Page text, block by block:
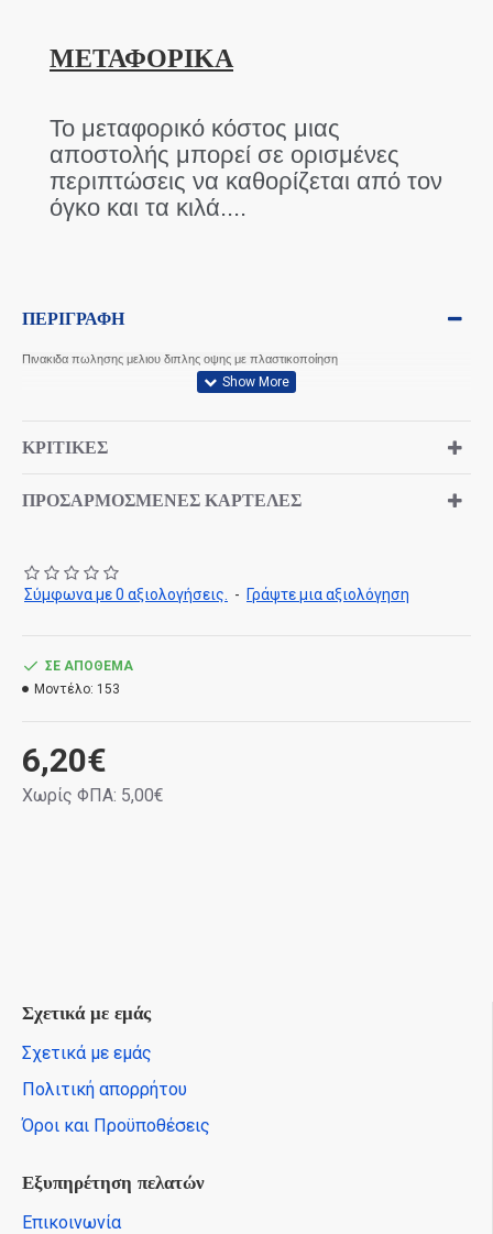
ΜΕΤΑΦΟΡΙΚΑ
Το μεταφορικό κόστος μιας
αποστολής μπορεί σε ορισμένες
περιπτώσεις να καθορίζεται από τον
όγκο και τα κιλά....
ΠΕΡΙΓΡΑΦΉ
Πινακιδα πωλησης μελιου διπλης οψης με πλαστικοποίηση
ΚΡΙΤΙΚΈΣ
ΠΡΟΣΑΡΜΟΣΜΈΝΕΣ ΚΑΡΤΈΛΕΣ
Σύμφωνα με 0 αξιολογήσεις. - Γράψτε μια αξιολόγηση
6,20€
Χωρίς ΦΠΑ: 5,00€
ΣΕ ΑΠΌΘΕΜΑ
Μοντέλο: 153
Σχετικά με εμάς
Σχετικά με εμάς
Πολιτική απορρήτου
Όροι και Προϋποθέσεις
Εξυπηρέτηση πελατών
Επικοινωνία